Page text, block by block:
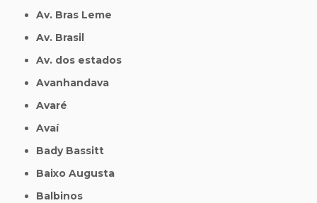
Av. Bras Leme
Av. Brasil
Av. dos estados
Avanhandava
Avaré
Avaí
Bady Bassitt
Baixo Augusta
Balbinos